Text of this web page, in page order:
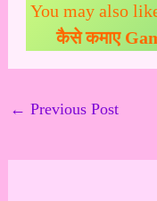
You may also
कैसे कमाए
← Previous Post